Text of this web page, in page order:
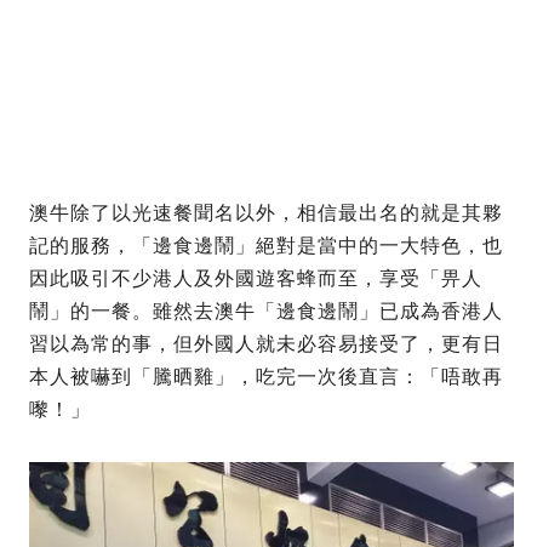
澳牛除了以光速餐聞名以外，相信最出名的就是其夥
記的服務，「邊食邊鬧」絕對是當中的一大特色，也
因此吸引不少港人及外國遊客蜂而至，享受「畀人
鬧」的一餐。雖然去澳牛「邊食邊鬧」已成為香港人
習以為常的事，但外國人就未必容易接受了，更有日
本人被嚇到「騰晒雞」，吃完一次後直言：「唔敢再
嚟！」